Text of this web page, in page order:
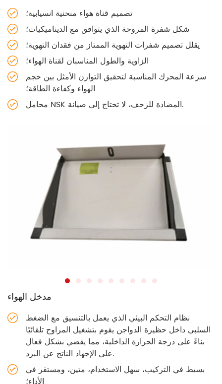
تصميم قناة هواء منحنية انسيابية؛
شكل شفرة المروحة الذي يتوافق مع الديناميكيات؛
يقلل تصميم شفرات التهوية الممتاز من فقدان التهوية؛
الزاوية والطول المناسبان لقناة الهواء؛
سرعة المحرك المناسبة لتحقيق التوازن الأمثل بين حجم
الهواء وكفاءة الطاقة؛
محامل NSK المضادة للزحف، لا تحتاج إلى صيانة.
مدخل الهواء
نظام التحكم البيئي الذي يعمل بالتنسيق مع الضغط
السلبي داخل حظيرة الدواجن يقوم بتشغيل المراوح تلقائيًا
بناءً على درجة الحرارة الداخلية، مما يقضي بشكل فعال
على الإجهاد الناتج عن البرد.
بسيط في التركيب، سهل الاستخدام، متين، ومستقر في
الأداء؛